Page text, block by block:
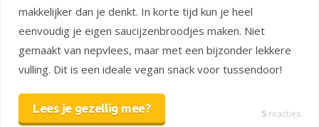
makkelijker dan je denkt. In korte tijd kun je heel
eenvoudig je eigen saucijzenbroodjes maken. Niet
gemaakt van nepvlees, maar met een bijzonder lekkere
vulling. Dit is een ideale vegan snack voor tussendoor!
Lees je gezellig mee? 5 reacties